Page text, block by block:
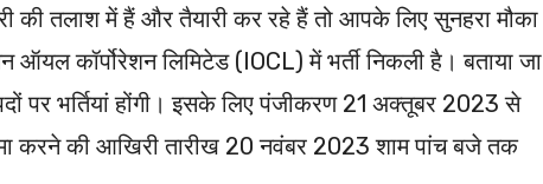
की तलाश में हैं और तैयारी कर रहे हैं तो आपके लिए सुनहरा मौका
ऑयल कॉर्पोरेशन लिमिटेड (IOCL) में भर्ती निकली है। बताया जा
पर भर्तियां होंगी। इसके लिए पंजीकरण 21 अक्तूबर 2023 से
करने की आखिरी तारीख 20 नवंबर 2023 शाम पांच बजे तक